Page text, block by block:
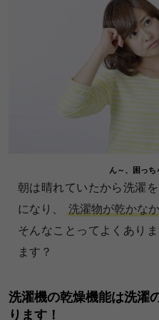
ん～、困っち
朝は晴れていたから洗濯
になり、
洗濯物が乾かな
そんなことってよくあり
ます？
洗濯機の乾燥機能は洗濯
ります！